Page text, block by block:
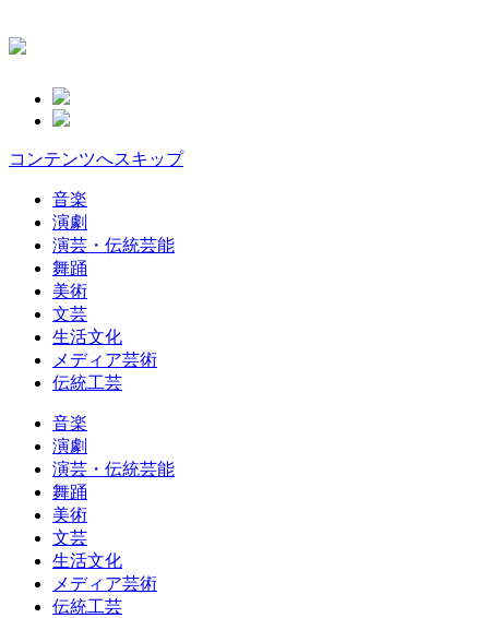
コンテンツへスキップ
音楽
演劇
演芸・伝統芸能
舞踊
美術
文芸
生活文化
メディア芸術
伝統工芸
音楽
演劇
演芸・伝統芸能
舞踊
美術
文芸
生活文化
メディア芸術
伝統工芸